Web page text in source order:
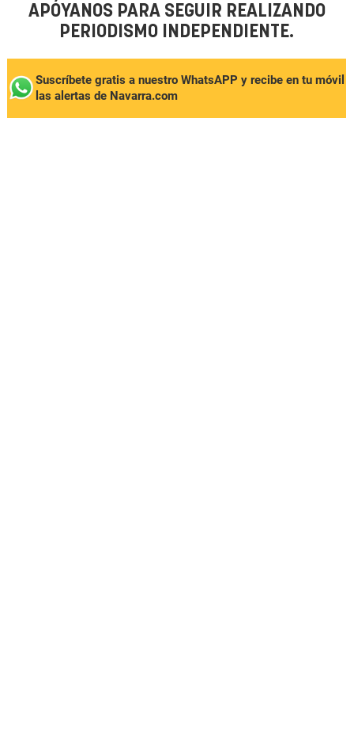
APÓYANOS PARA SEGUIR REALIZANDO
PERIODISMO INDEPENDIENTE.
Suscríbete gratis a nuestro WhatsAPP y recibe en tu móvil
las alertas de Navarra.com